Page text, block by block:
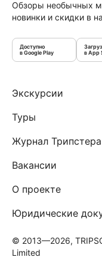
Обзоры необычных
новинки и скидки в
Доступно
в Google Play
в App
Экскурсии
Туры
Журнал Трипстера
Вакансии
О проекте
Юридические
© 2013—2026,
Limited